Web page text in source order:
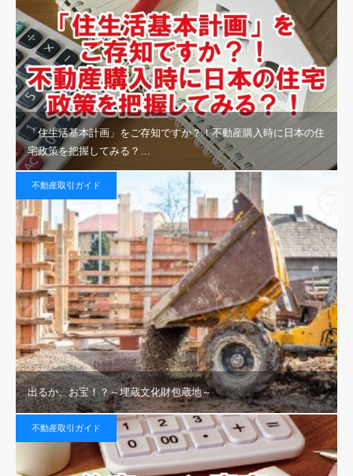
「住生活基本計画」をご存知ですか？！不動産購入時に日本の住
宅政策を把握してみる？…
不動産取引ガイド
出るか、お宝！？～埋蔵文化財包蔵地～
不動産取引ガイド